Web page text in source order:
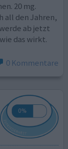
20 mg.
all den Jahren,
ab jetzt
das wirkt.
0 Kommentare